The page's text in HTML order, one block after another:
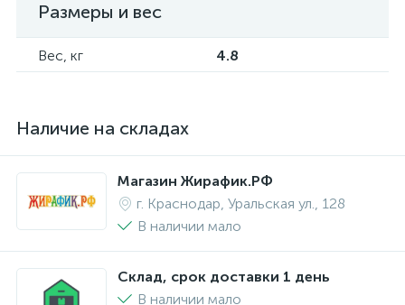
Размеры и вес
Вес, кг 4.8
Наличие на складах
Магазин Жирафик.РФ
г. Краснодар, Уральская ул., 128
В наличии мало
Склад, срок доставки 1 день
В наличии мало